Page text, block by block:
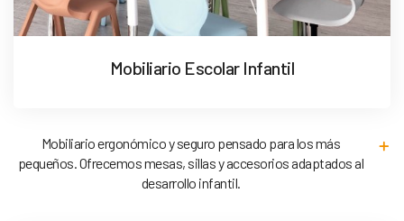
Mobiliario Escolar Infantil
Mobiliario ergonómico y seguro pensado para los más
pequeños. Ofrecemos mesas, sillas y accesorios adaptados al
desarrollo infantil.